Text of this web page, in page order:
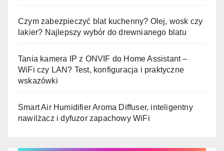
Czym zabezpieczyć blat kuchenny? Olej, wosk czy
lakier? Najlepszy wybór do drewnianego blatu
Tania kamera IP z ONVIF do Home Assistant –
WiFi czy LAN? Test, konfiguracja i praktyczne
wskazówki
Smart Air Humidifier Aroma Diffuser, inteligentny
nawilżacz i dyfuzor zapachowy WiFi